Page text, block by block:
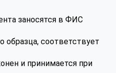
заносятся в ФИС
образца, соответствует
и принимается при